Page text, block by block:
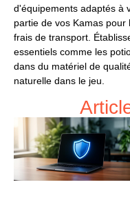
d'équipements adaptés à
partie de vos Kamas
frais de transport.
essentiels comme les
dans du matériel de
naturelle dans le jeu.